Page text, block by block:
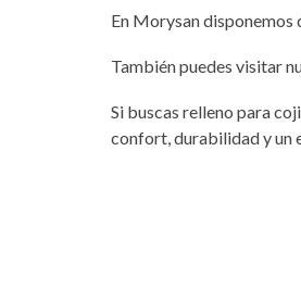
En Morysan
También puedes visitar
Si buscas relleno para
confort, durabilidad y un